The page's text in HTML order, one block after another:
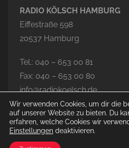
RADIO KÖLSCH HAMBURG
Eiffestraße 598
20537 Hamburg
Tel.: 040 – 653 00 81
Fax: 040 – 653 00 80
info@radiokoelsch.de
Wir verwenden Cookies, um dir die
auf unserer Website zu bieten. Du
erfahren, welche Cookies wir
Einstellungen deaktivieren.